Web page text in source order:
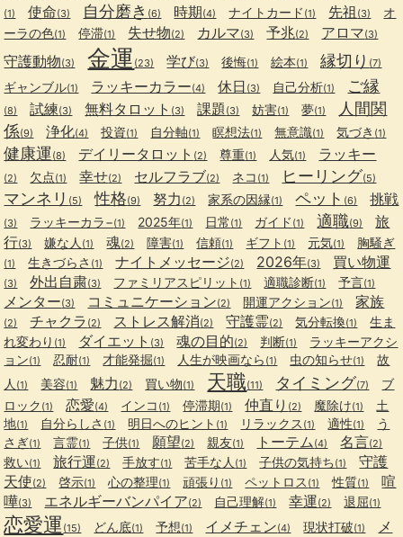
(1) 使命(3) 自分磨き (6) 時期(4) ナイトカード (1) 先祖 (3)
オ
ーラの色(1) 停滞(1) 失せ物(2) カルマ(3) 予兆(2) アロマ(3)
守護動物(3) 金運 (23) 学び(3) 後悔(1) 絵本(1) 縁切り (7)
ギャンブル(1) ラッキーカラー(4) 休日 (3) 自己分析(1) ご縁
(8) 試練(3) 無料タロット (3) 課題 (3) 妨害(1) 夢(1)
人間関
係(9) 浄化(4) 投資(1) 自分軸(1) 瞑想法(1) 無意識(1) 気づき (1)
健康運(8) デイリータロット (2) 尊重(1) 人気(1) ラッキー
(2) 欠点(1) 幸せ(2) セルフラブ(2) ネコ (1) ヒーリング(5)
マンネリ (5) 性格(9) 努力 (2) 家系の因縁(1) ペット (6) 挑戦
(3) ラッキーカラ−(1) 2025年(1) 日常 (1) ガイド (1) 適職(9)
旅
行(3) 嫌な人 (1) 魂(2) 障害(1) 信頼(1) ギフト (1) 元気(1) 胸騒ぎ
(1) 生きづらさ (1) ナイトメッセージ(2) 2026年(3) 買い物運
(3) 外出自粛(3) ファミリアスピリット (1) 適職診断(1) 予言(1)
メンター(3) コミュニケーション(2) 開運アクション(1) 家族
(2) チャクラ (2) ストレス解消(2) 守護霊(2) 気分転換(1)
生ま
れ変わり (1) ダイエット (3) 魂の目的(2) 判断(1)
ラッキーアクシ
ョン(1) 忍耐(1) 才能発掘(1) 人生が映画なら (1) 虫の知らせ(1)
故
人 (1) 美容(1) 魅力 (2) 買い物(1) 天職(11) タイミング(7)
ブ
ロック (1) 恋愛(4) インコ (1) 停滞期(1) 仲直り (2) 魔除け(1)
土
地(1) 自分らしさ (1) 明日へのヒント (1) リラックス (1) 適性(1)
う
さぎ(1) 言霊(1) 子供(1) 願望(2) 親友(1) トーテム (4) 名言(2)
救い(1) 旅行運(2) 手放す(1) 苦手な人 (1) 子供の気持ち(1)
守護
天使(2) 啓示(1) 心の整理(1) 頑張り (1) ペットロス (1) 性質(1)
喧
嘩(3) エネルギーバンパイア(2) 自己理解(1) 幸運(2) 退屈(1)
恋愛運 (15) どん底(1) 予想(1) イメチェン(4) 現状打破(1)
メ